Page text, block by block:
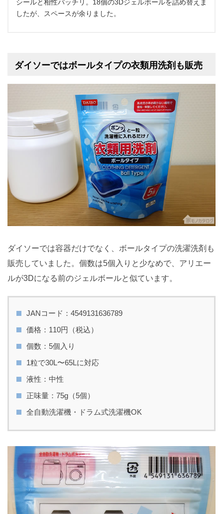
シールと相性バッチリ。18個の3Dジェルボールを詰め替えま
したが、スペースが余りました。
ダイソーではボールタイプの衣類用洗剤も販売
ダイソーでは容器だけでなく、ボールタイプの洗濯洗剤も
販売していました。個数は5個入りと少なめで、アリエー
ルが3Dになる前のジェルボールと似ています。
JANコード：4549131636789
価格：110円（税込）
個数：5個入り
1粒で30L〜65Lに対応
液性：中性
正味量：75g（5個）
全自動洗濯機・ドラム式洗濯機OK